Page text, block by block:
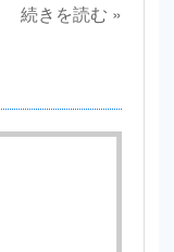
続きを読む »